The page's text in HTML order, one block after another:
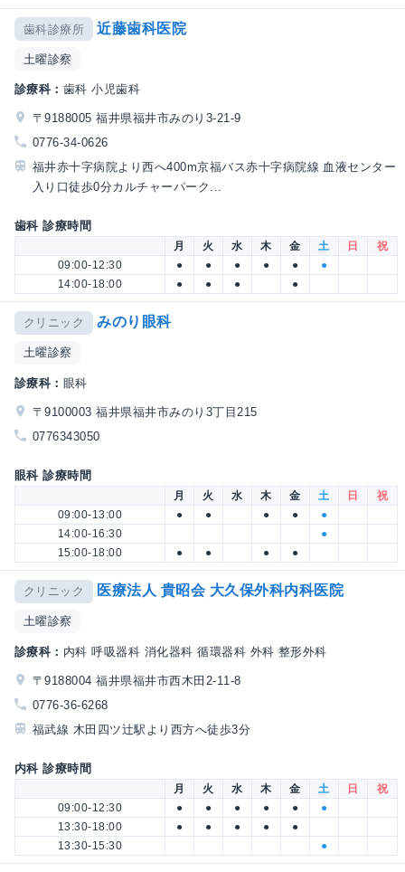
歯科診療所 近藤歯科医院
土曜診察
診療科： 歯科 小児歯科
〒9188005 福井県福井市みのり3-21-9
0776-34-0626
福井赤十字病院より西へ400m京福バス赤十字病院線 血液センター
入り口徒歩0分カルチャーパーク...
歯科 診療時間
月 火 水 木 金 土 日
祝
09:00-12:30
● ● ● ● ●
●
14:00-18:00
● ● ● ●
クリニック みのり眼科
土曜診察
診療科： 眼科
〒9100003 福井県福井市みのり3丁目215
0776343050
眼科 診療時間
月 火 水 木 金 土 日
祝
09:00-13:00
● ● ● ●
●
14:00-16:30
●
15:00-18:00
● ● ● ●
クリニック 医療法人 貴昭会 大久保外科内科医院
土曜診察
診療科： 内科 呼吸器科 消化器科 循環器科 外科 整形外科
〒9188004 福井県福井市西木田2-11-8
0776-36-6268
福武線 木田四ツ辻駅より西方へ徒歩3分
内科 診療時間
月 火 水 木 金 土 日
祝
09:00-12:30
● ● ● ● ●
●
13:30-18:00
● ● ● ●
●
13:30-15:30
●